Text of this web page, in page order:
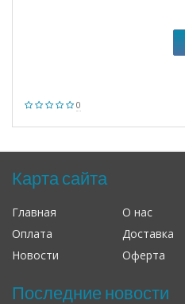
0
Карта сайта
Главная О нас
Оплата
Доставка
Новости
Оферта
Последние новости